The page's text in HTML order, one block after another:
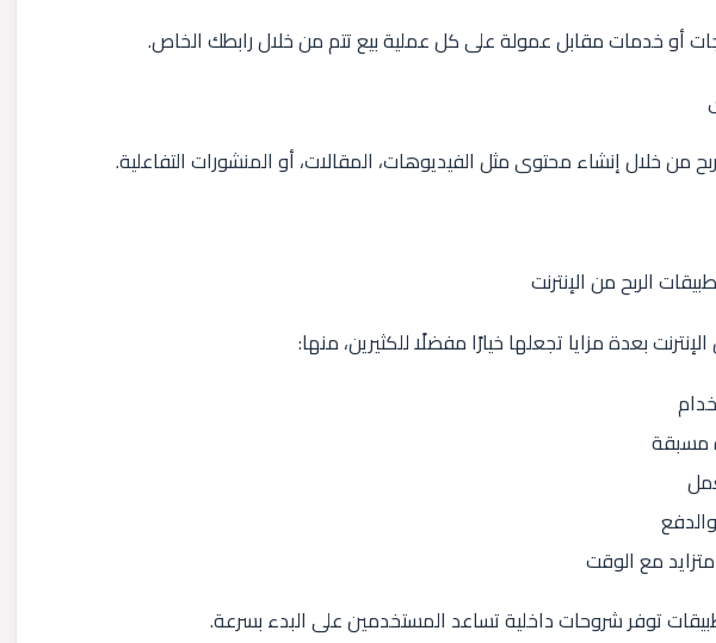
أو خدمات مقابل عمولة على كل عملية بيع تتم من خلال رابطك الخاص.
من خلال إنشاء محتوى مثل الفيديوهات، المقالات، أو المنشورات التفاعلية.
الربح من الإنترنت
بعدة مزايا تجعلها خيارًا مفضلًا للكثيرين، منها:
مسبقة
مع الوقت
توفر شروحات داخلية تساعد المستخدمين على البدء بسرعة.